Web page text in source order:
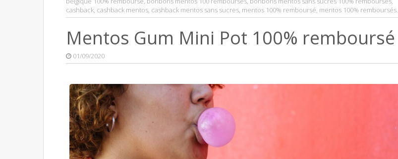
cashback, cashback mentos, cashback mentos sans sucres, mentos 100% remboursé, mentos 100% remboursés.
Mentos Gum Mini Pot 100% remboursé
01/09/2020